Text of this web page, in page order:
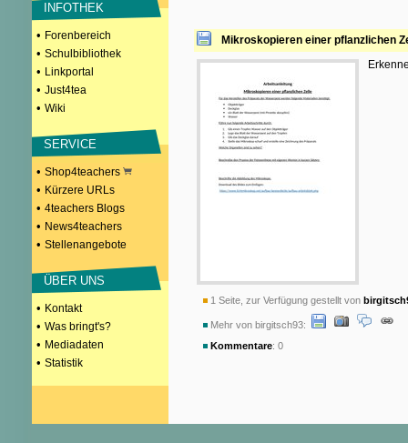
INFOTHEK
• Forenbereich
• Schulbibliothek
• Linkportal
• Just4tea
• Wiki
SERVICE
• Shop4teachers
• Kürzere URLs
• 4teachers Blogs
• News4teachers
• Stellenangebote
ÜBER UNS
• Kontakt
• Was bringt's?
• Mediadaten
• Statistik
Mikroskopieren einer pflanzlichen
1 Seite, zur Verfügung gestellt von
Mehr von birgitsch93:
Kommentare: 0